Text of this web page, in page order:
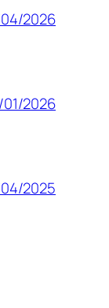
2026
2026
2025